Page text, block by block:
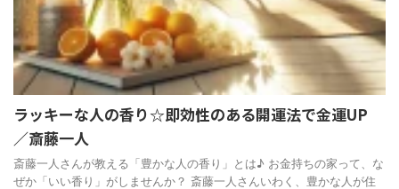
ラッキーな人の香り☆即効性のある開運法で金運UP
／斎藤一人
斎藤一人さんが教える「豊かな人の香り」とは♪ お金持ちの家って、な
ぜか「いい香り」がしませんか？ 斎藤一人さんいわく、豊かな人が住